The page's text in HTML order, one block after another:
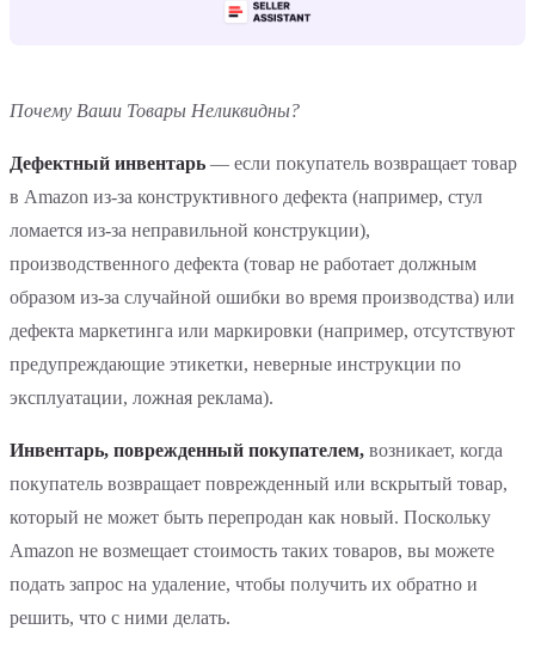
Почему Ваши Товары Неликвидны?
Дефектный инвентарь — если покупатель возвращает товар
в Amazon из-за конструктивного дефекта (например, стул
ломается из-за неправильной конструкции),
производственного дефекта (товар не работает должным
образом из-за случайной ошибки во время производства) или
дефекта маркетинга или маркировки (например, отсутствуют
предупреждающие этикетки, неверные инструкции по
эксплуатации, ложная реклама).
Инвентарь, поврежденный покупателем, возникает, когда
покупатель возвращает поврежденный или вскрытый товар,
который не может быть перепродан как новый. Поскольку
Amazon не возмещает стоимость таких товаров, вы можете
подать запрос на удаление, чтобы получить их обратно и
решить, что с ними делать.